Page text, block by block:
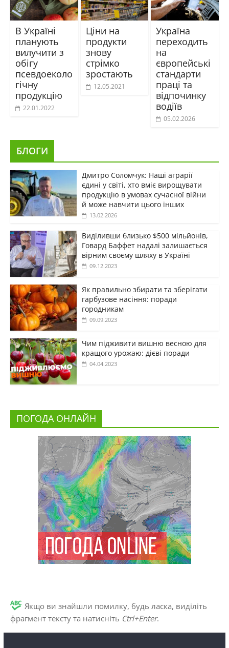
В Україні
планують
вилучити з
обігу
псевдоеколо
гічну
продукцію
22.01.2022
Ціни на
продукти
знову
стрімко
зростають
12.05.2021
Україна
переходить
на
європейські
стандарти
праці та
відпочинку
водіїв
05.02.2026
БЛОГИ
Дмитро Соломчук: Наші аграрії
єдині у світі, хто вміє вирощувати
продукцію в умовах сучасної війни
й може навчити цього інших
13.02.2026
Виділивши близько $500 мільйонів,
Говард Баффет надалі залишається
вірним своєму шляху в Україні
09.12.2023
Як правильно збирати та зберігати
гарбузове насіння: поради
городникам
09.09.2023
Чим підживити вишню весною для
кращого урожаю: дієві поради
04.04.2023
ПОГОДА ОНЛАЙН
Якщо ви знайшли помилку, будь ласка, виділіть
фрагмент тексту та натисніть Ctrl+Enter.